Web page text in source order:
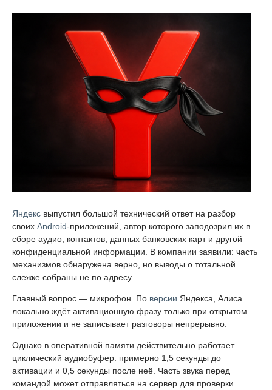
Яндекс выпустил большой технический ответ на разбор
своих Android-приложений, автор которого заподозрил их в
сборе аудио, контактов, данных банковских карт и другой
конфиденциальной информации. В компании заявили: часть
механизмов обнаружена верно, но выводы о тотальной
слежке собраны не по адресу.
Главный вопрос — микрофон. По версии Яндекса, Алиса
локально ждёт активационную фразу только при открытом
приложении и не записывает разговоры непрерывно.
Однако в оперативной памяти действительно работает
циклический аудиобуфер: примерно 1,5 секунды до
активации и 0,5 секунды после неё. Часть звука перед
командой может отправляться на сервер для проверки